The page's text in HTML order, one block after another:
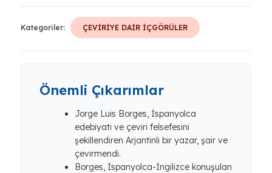
Kategoriler: ÇEVİRİYE DAİR İÇGÖRÜLER
Önemli Çıkarımlar
Jorge Luis Borges, İspanyolca
edebiyatı ve çeviri felsefesini
şekillendiren Arjantinli bir yazar, şair ve
çevirmendi.
Borges, İspanyolca-İngilizce konuşulan